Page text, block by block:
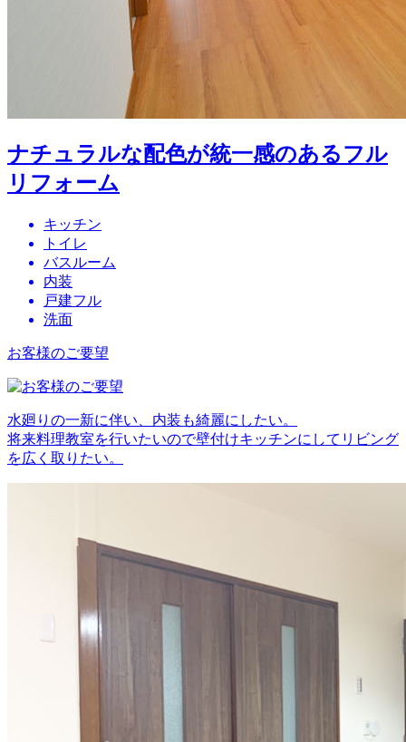
ナチュラルな配色が統一感のあるフル
リフォーム
キッチン
トイレ
バスルーム
内装
戸建フル
洗面
お客様のご要望
水廻りの一新に伴い、内装も綺麗にしたい。
将来料理教室を行いたいので壁付けキッチンにしてリビング
を広く取りたい。